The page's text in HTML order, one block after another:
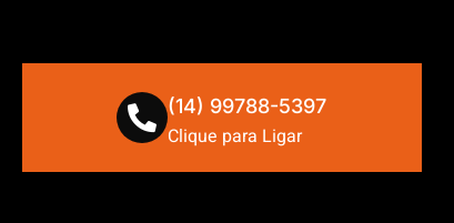
(14) 99788-5397
Clique para Ligar